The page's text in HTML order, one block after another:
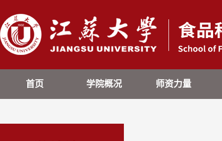
首页 学院概况 师资力量